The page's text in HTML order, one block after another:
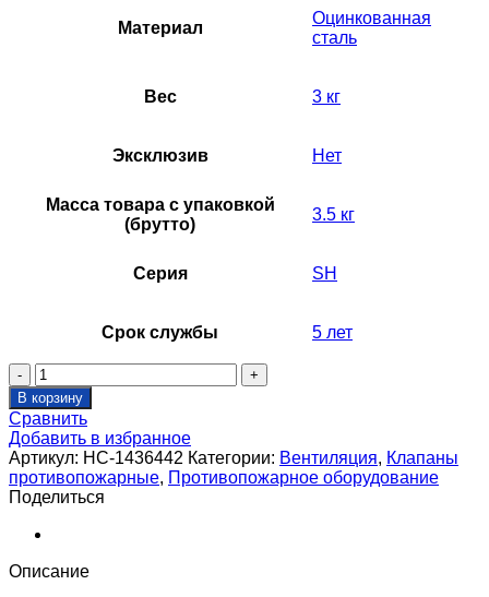
Материал
Оцинкованная
сталь
Вес 3 кг
Эксклюзив Нет
Масса товара с упаковкой
(брутто)
3.5 кг
Серия SH
Срок службы 5 лет
Количество
товара
Решетка
декоративная
для
клапана
SHUFT
SH
700*700
В корзину
Сравнить
Добавить в избранное
Артикул: НС-1436442 Категории: Вентиляция, Клапаны
противопожарные, Противопожарное оборудование
Поделиться
Описание